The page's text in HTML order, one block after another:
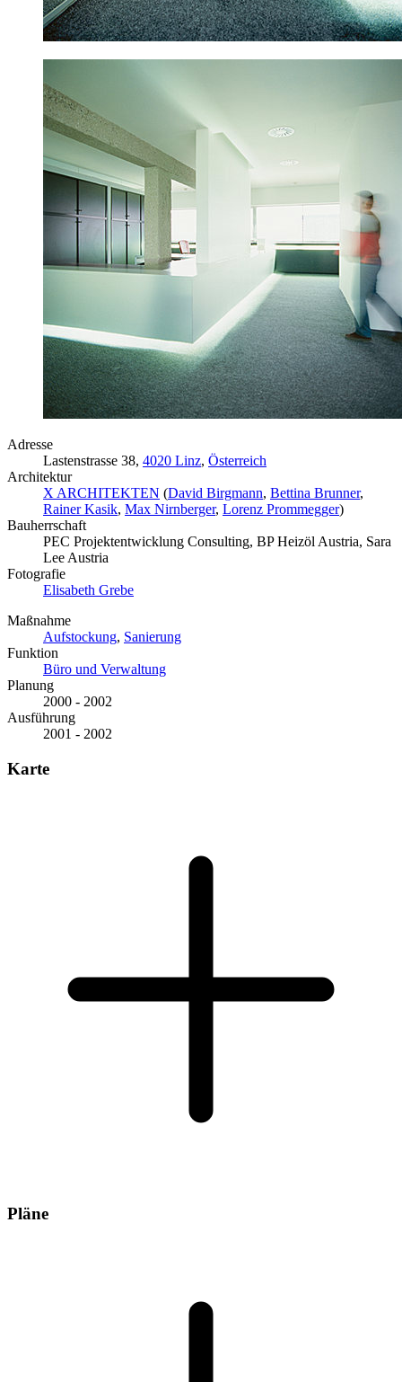
Adresse
Lastenstrasse 38, 4020 Linz, Österreich
Architektur
X ARCHITEKTEN (David Birgmann, Bettina Brunner,
Rainer Kasik, Max Nirnberger, Lorenz Prommegger)
Bauherrschaft
PEC Projektentwicklung Consulting, BP Heizöl Austria, Sara
Lee Austria
Fotografie
Elisabeth Grebe
Maßnahme
Aufstockung, Sanierung
Funktion
Büro und Verwaltung
Planung
2000 - 2002
Ausführung
2001 - 2002
Karte
Pläne